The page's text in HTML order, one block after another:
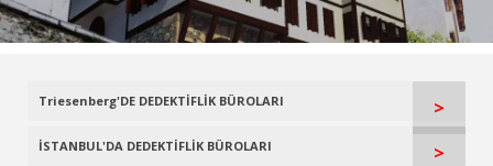
Triesenberg'DE DEDEKTİFLİK BÜROLARI >
İSTANBUL'DA DEDEKTİFLİK BÜROLARI >